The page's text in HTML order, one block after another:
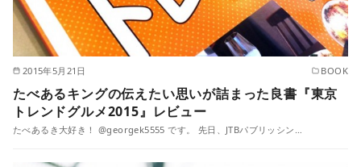
2015年5月21日 BOOK
たべあるキングの伝えたい思いが詰まった良書『東京
トレンドグルメ2015』レビュー
たべあるき大好き！ @georgek5555 です。 先日、JTBパブリッシン…